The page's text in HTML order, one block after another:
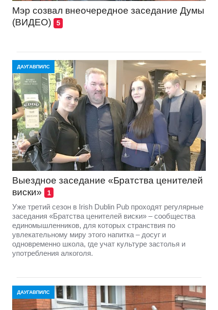
Мэр созвал внеочередное заседание Думы
(ВИДЕО)
5
ДАУГАВПИЛС
Выездное заседание «Братства ценителей
виски»
1
Уже третий сезон в Irish Dublin Pub проходят регулярные
заседания «Братства ценителей виски» – сообщества
единомышленников, для которых странствия по
увлекательному миру этого напитка – досуг и
одновременно школа, где учат культуре застолья и
употребления алкоголя.
ДАУГАВПИЛС